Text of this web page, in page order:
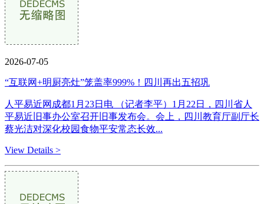
2026-07-05
“互联网+明厨亮灶”笼盖率999%！四川再出五招巩
人平易近网成都1月23日电 （记者李平）1月22日，四川省人
平易近旧事办公室召开旧事发布会。会上，四川教育厅副厅长
蔡光洁对深化校园食物平安常态长效...
View Details >